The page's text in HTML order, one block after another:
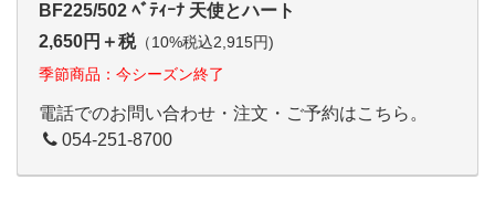
BF225/502 ﾍﾞﾃｨｰﾅ 天使とハート
2,650円＋税（10%税込2,915円)
季節商品：今シーズン終了
電話でのお問い合わせ・注文・ご予約はこちら。
054-251-8700